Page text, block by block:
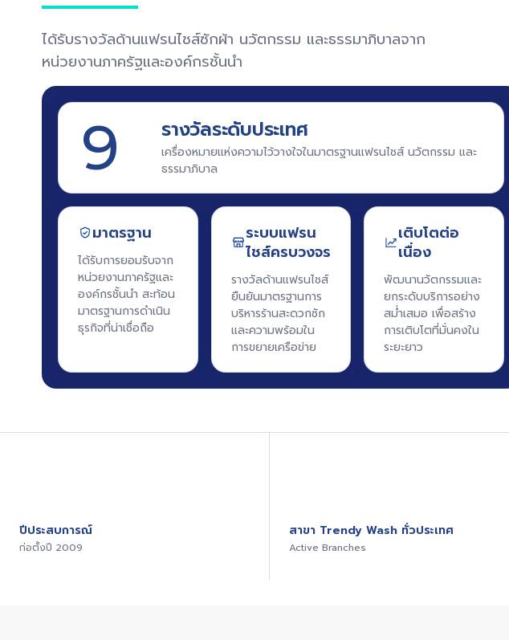
ได้รับรางวัลด้านแฟรนไชส์ซักผ้า นวัตกรรม และธรรมาภิบาลจาก
หน่วยงานภาครัฐและองค์กรชั้นนำ
9 รางวัลระดับประเทศ
เครื่องหมายแห่งความไว้วางใจในมาตรฐานแฟรนไชส์ นวัตกรรม และ
ธรรมาภิบาล
มาตรฐาน
ได้รับการยอมรับจาก
หน่วยงานภาครัฐและ
องค์กรชั้นนำ สะท้อน
มาตรฐานการดำเนิน
ธุรกิจที่น่าเชื่อถือ
ระบบแฟรน
ไชส์ครบวงจร
รางวัลด้านแฟรนไชส์
ยืนยันมาตรฐานการ
บริหารร้านสะดวกซัก
และความพร้อมใน
การขยายเครือข่าย
เติบโตต่อ
เนื่อง
พัฒนานวัตกรรมและ
ยกระดับบริการอย่าง
สม่ำเสมอ เพื่อสร้าง
การเติบโตที่มั่นคงใน
ระยะยาว
ปีประสบการณ์
ก่อตั้งปี 2009
สาขา Trendy Wash ทั่วประเทศ
Active Branches